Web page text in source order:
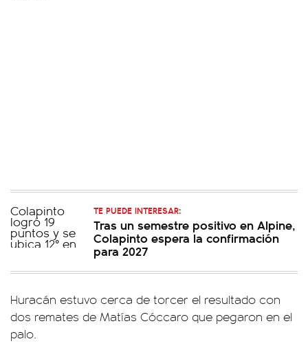
TE PUEDE INTERESAR:
Tras un semestre positivo en Alpine,
Colapinto espera la confirmación
para 2027
Huracán estuvo cerca de torcer el resultado con
dos remates de Matías Cóccaro que pegaron en el
palo.